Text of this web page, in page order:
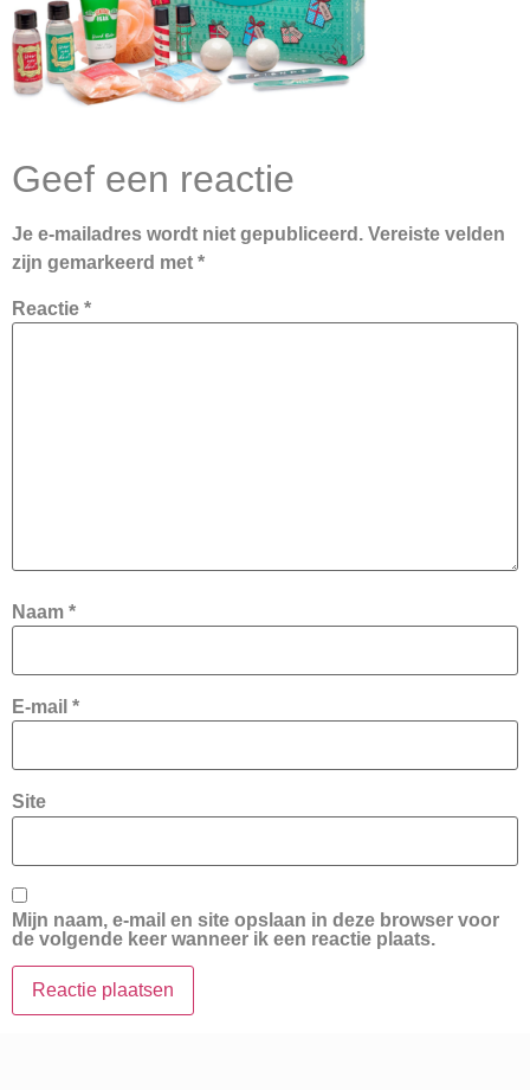
Geef een reactie
Je e-mailadres wordt niet gepubliceerd. Vereiste velden
zijn gemarkeerd met *
Reactie *
Naam *
E-mail *
Site
Mijn naam, e-mail en site opslaan in deze browser voor
de volgende keer wanneer ik een reactie plaats.